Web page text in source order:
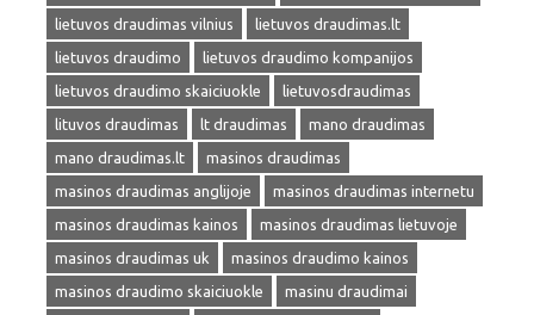
lietuvos draudimas vilnius
lietuvos draudimas.lt
lietuvos draudimo
lietuvos draudimo kompanijos
lietuvos draudimo skaiciuokle
lietuvosdraudimas
lituvos draudimas
lt draudimas
mano draudimas
mano draudimas.lt
masinos draudimas
masinos draudimas anglijoje
masinos draudimas internetu
masinos draudimas kainos
masinos draudimas lietuvoje
masinos draudimas uk
masinos draudimo kainos
masinos draudimo skaiciuokle
masinu draudimai